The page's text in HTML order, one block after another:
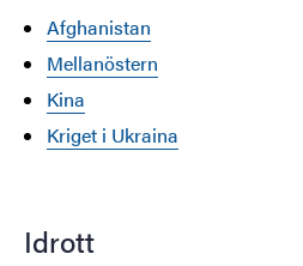
Afghanistan
Mellanöstern
Kina
Kriget i Ukraina
Idrott